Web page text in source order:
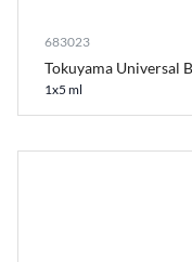
683023
Tokuyama Universal
1x5 ml